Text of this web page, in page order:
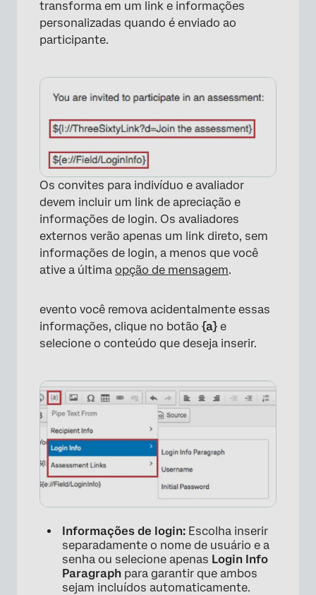
transforma em um link e informações
personalizadas quando é enviado ao
participante.
Os convites para indivíduo e avaliador
devem incluir um link de apreciação e
informações de login. Os avaliadores
externos verão apenas um link direto, sem
informações de login, a menos que você
ative a última opção de mensagem.
evento você remova acidentalmente essas
informações, clique no botão {a} e
selecione o conteúdo que deseja inserir.
Informações de login: Escolha inserir
separadamente o nome de usuário e a
senha ou selecione apenas Login Info
Paragraph para garantir que ambos
sejam incluídos automaticamente.